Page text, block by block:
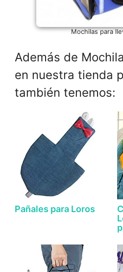
Mochilas para
Además de
en nuestra tienda
también tenemos:
Pañales para Loros